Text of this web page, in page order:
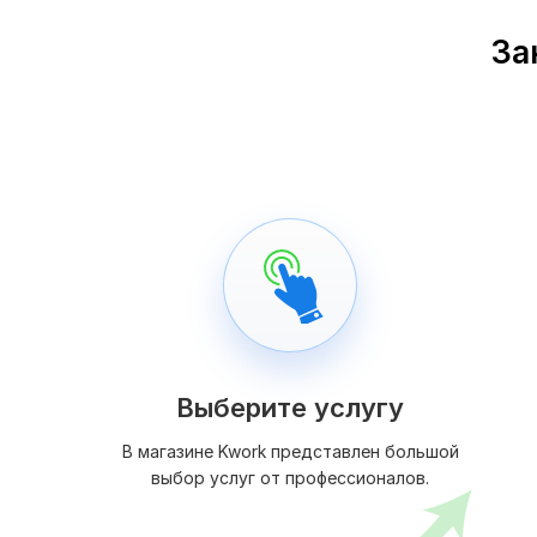
Выберите услугу
В магазине Kwork представлен большой
выбор услуг от профессионалов.